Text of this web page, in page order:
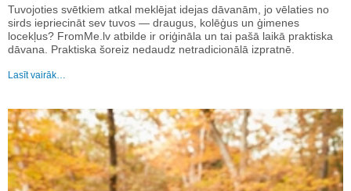
Tuvojoties svētkiem atkal meklējat idejas dāvanām, jo vēlaties no
sirds iepriecināt sev tuvos — draugus, kolēģus un ģimenes
locekļus? FromMe.lv atbilde ir oriģināla un tai pašā laikā praktiska
dāvana. Praktiska šoreiz nedaudz netradicionālā izpratnē.
Lasīt vairāk…